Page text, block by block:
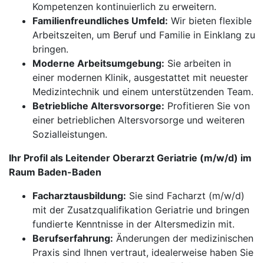
Kompetenzen kontinuierlich zu erweitern.
Familienfreundliches Umfeld: Wir bieten flexible
Arbeitszeiten, um Beruf und Familie in Einklang zu
bringen.
Moderne Arbeitsumgebung: Sie arbeiten in
einer modernen Klinik, ausgestattet mit neuester
Medizintechnik und einem unterstützenden Team.
Betriebliche Altersvorsorge: Profitieren Sie von
einer betrieblichen Altersvorsorge und weiteren
Sozialleistungen.
Ihr Profil als Leitender Oberarzt Geriatrie (m/w/d) im
Raum Baden-Baden
Facharztausbildung: Sie sind Facharzt (m/w/d)
mit der Zusatzqualifikation Geriatrie und bringen
fundierte Kenntnisse in der Altersmedizin mit.
Berufserfahrung: Änderungen der medizinischen
Praxis sind Ihnen vertraut, idealerweise haben Sie